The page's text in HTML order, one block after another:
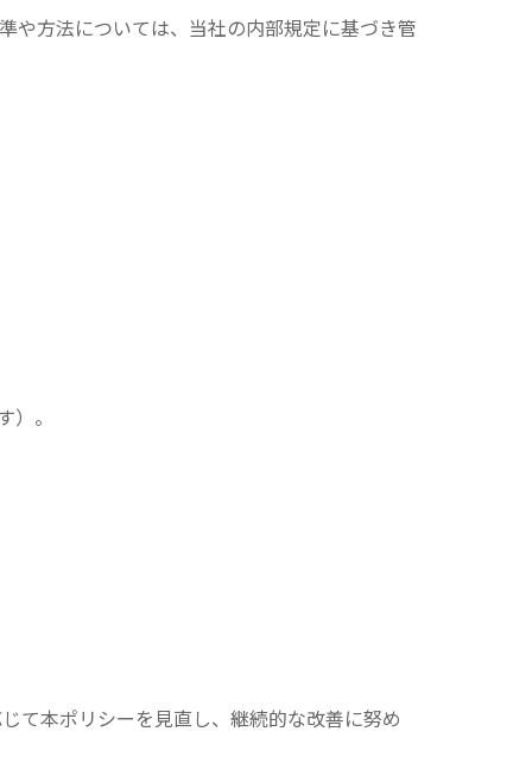
や方法については、当社の内部規定に基づき管
。
て本ポリシーを見直し、継続的な改善に努め